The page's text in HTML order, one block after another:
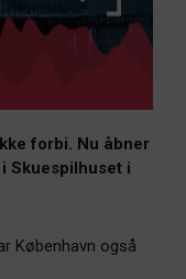
forbi. Nu åbner
Skuespilhuset i
København også